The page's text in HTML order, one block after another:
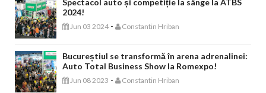
Spectacol auto și competiție la sânge la ATBS
2024!
Jun 03 2024 - Constantin Hriban
Bucureștiul se transformă în arena adrenalinei:
Auto Total Business Show la Romexpo!
Jun 08 2023 - Constantin Hriban